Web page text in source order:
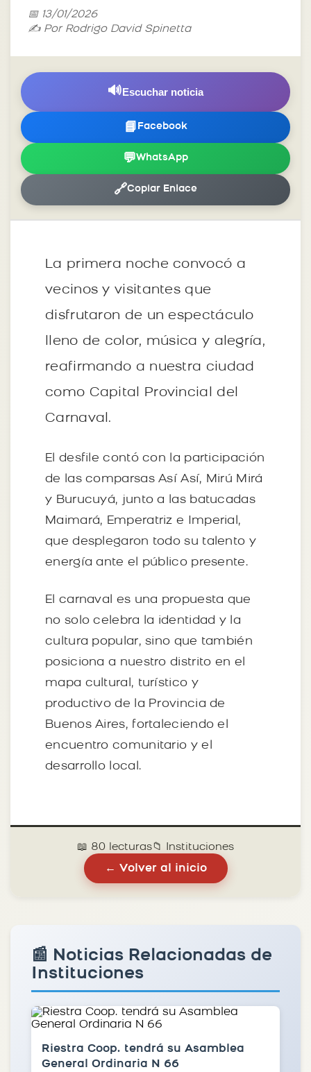
📅 13/01/2026
✍️ Por Rodrigo David Spinetta
🔊Escuchar noticia
📘 Facebook
💬WhatsApp
🔗Copiar Enlace
La primera noche convocó a
vecinos y visitantes que
disfrutaron de un espectáculo
lleno de color, música y alegría,
reafirmando a nuestra ciudad
como Capital Provincial del
Carnaval.
El desfile contó con la participación
de las comparsas Así Así, Mirú Mirá
y Burucuyá, junto a las batucadas
Maimará, Emperatriz e Imperial,
que desplegaron todo su talento y
energía ante el público presente.
El carnaval es una propuesta que
no solo celebra la identidad y la
cultura popular, sino que también
posiciona a nuestro distrito en el
mapa cultural, turístico y
productivo de la Provincia de
Buenos Aires, fortaleciendo el
encuentro comunitario y el
desarrollo local.
📖 80 lecturas📁 Instituciones
← Volver al inicio
📰 Noticias Relacionadas de
Instituciones
Riestra Coop. tendrá su Asamblea
General Ordinaria N 66